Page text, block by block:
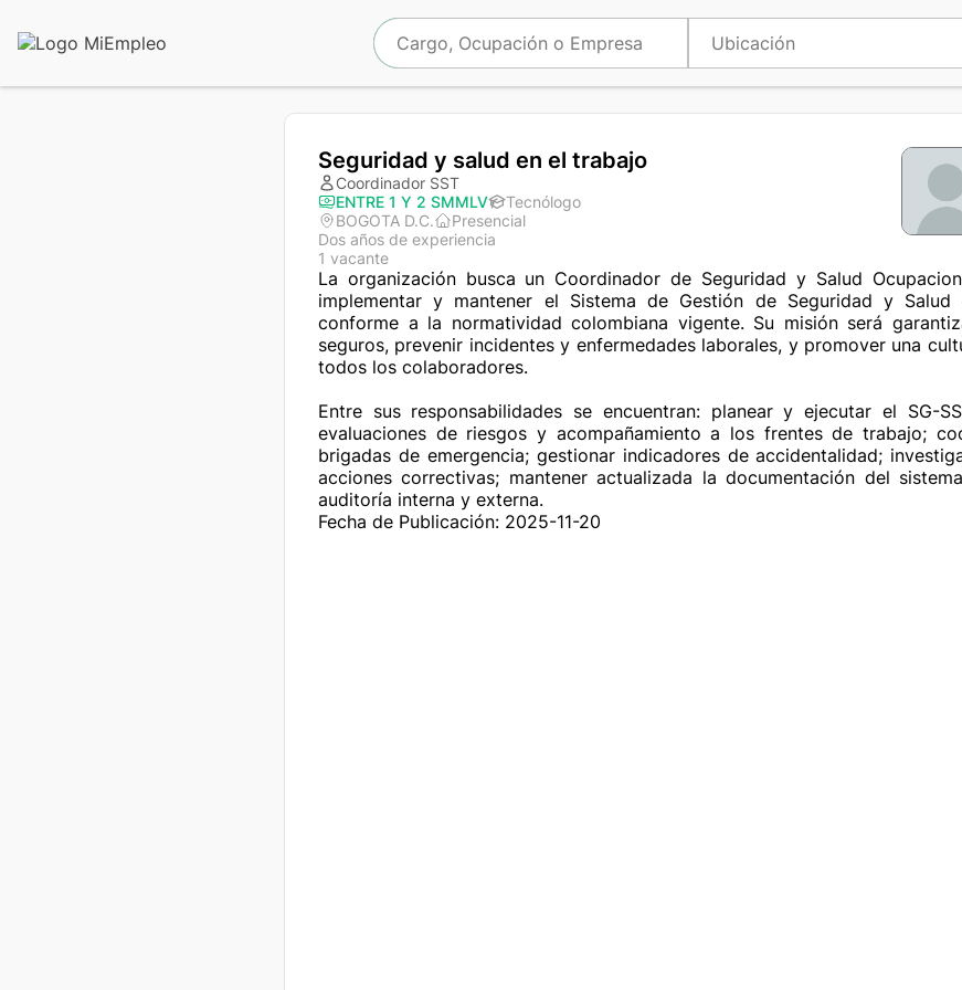
Seguridad y salud en el trabajo
Coordinador SST
ENTRE 1 Y 2 SMMLV
Tecnólogo
BOGOTA D.C.
Presencial
Dos años de experiencia
1 vacante
La organización busca un Coordinador de Seguridad y Salud
implementar y mantener el Sistema de Gestión de Seguridad y Salud
conforme a la normatividad colombiana vigente. Su misión será
seguros, prevenir incidentes y enfermedades laborales, y promover una
todos los colaboradores.
Entre sus responsabilidades se encuentran: planear y ejecutar el SG-
evaluaciones de riesgos y acompañamiento a los frentes de trabajo;
brigadas de emergencia; gestionar indicadores de accidentalidad;
acciones correctivas; mantener actualizada la documentación del
auditoría interna y externa.
Fecha de Publicación: 2025-11-20